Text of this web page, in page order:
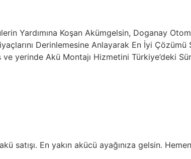
Yardımına Koşan Akümgelsin, Doganay
Derinlemesine Anlayarak En İyi Çözümü
yerinde Akü Montajı Hizmetini Türkiye’deki
En yakın akücü ayağınıza gelsin.